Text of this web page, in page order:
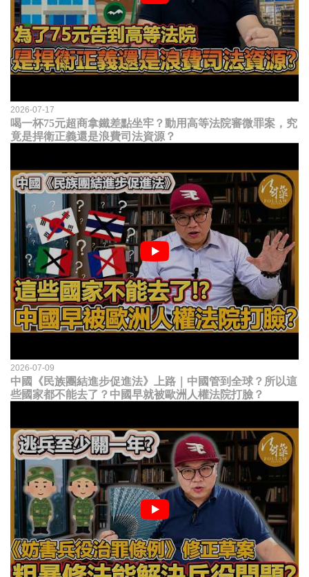
2026-07-17
喝一杯75元超商拿鐵差點坐牢？動用高等法院審微罪案，究
竟是捍衛正義還是浪費司法資源？
2026-07-09
中國《民族團結進步促進法》上路｜中國管到全球？所以這
些國家都不能去了？中國早就被歐洲人權法院打臉？